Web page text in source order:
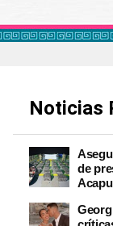
Noticias
de